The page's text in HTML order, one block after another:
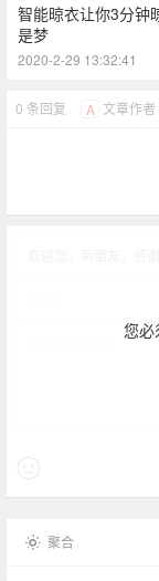
智能晾衣让你3分钟
是梦
2020-2-29 13:32:41
0 条回复 A 文章作者
您必
聚合